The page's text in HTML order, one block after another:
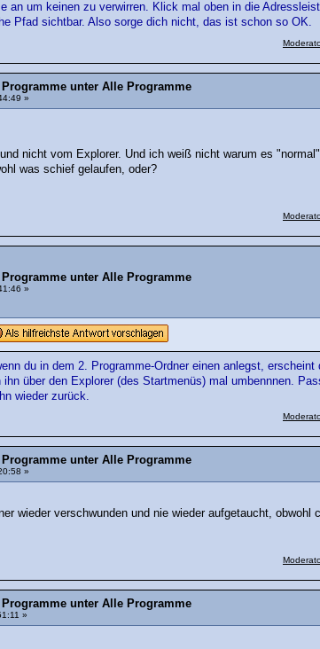
an um keinen zu verwirren. Klick mal oben in die
Pfad sichtbar. Also sorge dich nicht, das ist schon so OK.
unter Alle Programme
»
nicht vom Explorer. Und ich weiß nicht warum es
was schief gelaufen, oder?
unter Alle Programme
»
du in dem 2. Programme-Ordner einen anlegst, erscheint
über den Explorer (des Startmenüs) mal umbennnen.
wieder zurück.
unter Alle Programme
»
wieder verschwunden und nie wieder aufgetaucht, obwohl
unter Alle Programme
»